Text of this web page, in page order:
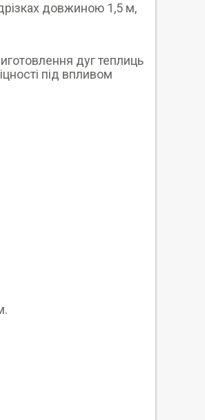
довжиною 1,5 м,
дуг теплиць
під впливом